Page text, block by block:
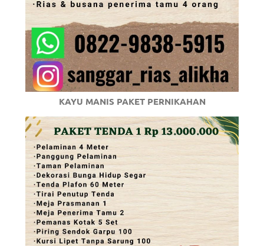
KAYU MANIS PAKET PERNIKAHAN